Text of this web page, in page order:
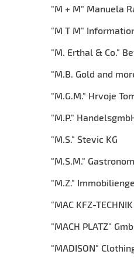
"M + M" Manuela
"M T M"
"M. Erthal & Co."
"M.B. Gold and
"M.G.M." Hrvoje
"M.P."
"M.S." Stevic KG
"M.S.M."
"M.Z."
"MAC KFZ-
"MACH PLATZ"
"MADISON"